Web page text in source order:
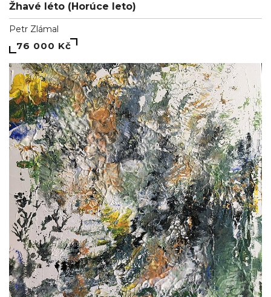
Žhavé léto (Horúce leto)
Petr Zlámal
76 000 Kč